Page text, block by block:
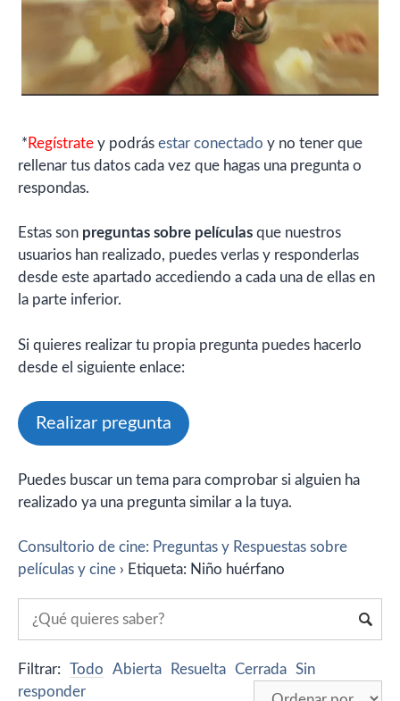
* Regístrate y podrás estar conectado y no tener que
rellenar tus datos cada vez que hagas una pregunta o
respondas.
Estas son preguntas sobre películas que nuestros
usuarios han realizado, puedes verlas y responderlas
desde este apartado accediendo a cada una de ellas en
la parte inferior.
Si quieres realizar tu propia pregunta puedes hacerlo
desde el siguiente enlace:
Realizar pregunta
Puedes buscar un tema para comprobar si alguien ha
realizado ya una pregunta similar a la tuya.
Consultorio de cine: Preguntas y Respuestas sobre
películas y cine › Etiqueta: Niño huérfano
Filtrar: Todo Abierta Resuelta Cerrada Sin
responder